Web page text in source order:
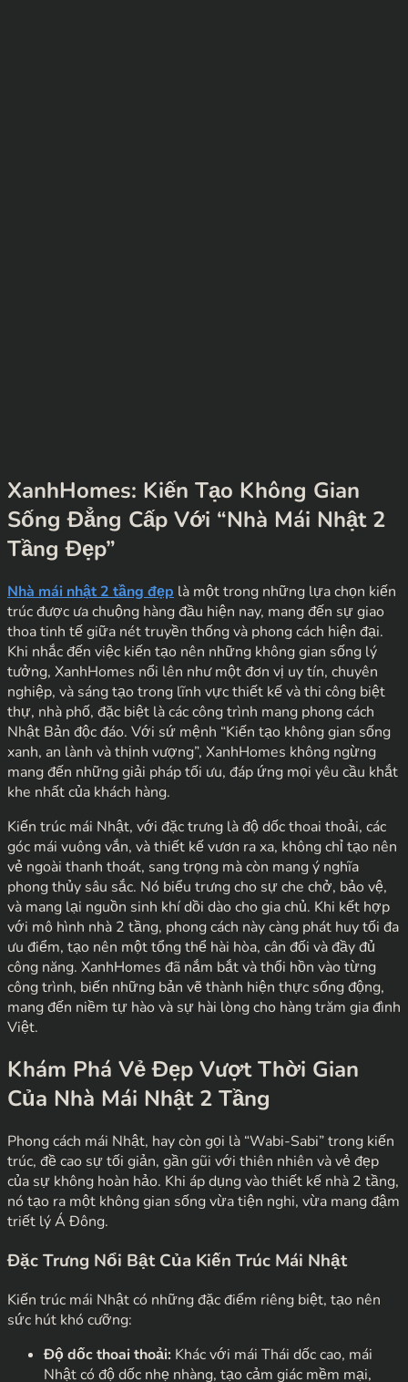
XanhHomes: Kiến Tạo Không Gian
Sống Đẳng Cấp Với “Nhà Mái Nhật 2
Tầng Đẹp”
Nhà mái nhật 2 tầng đẹp là một trong những lựa chọn kiến
trúc được ưa chuộng hàng đầu hiện nay, mang đến sự giao
thoa tinh tế giữa nét truyền thống và phong cách hiện đại.
Khi nhắc đến việc kiến tạo nên những không gian sống lý
tưởng, XanhHomes nổi lên như một đơn vị uy tín, chuyên
nghiệp, và sáng tạo trong lĩnh vực thiết kế và thi công biệt
thự, nhà phố, đặc biệt là các công trình mang phong cách
Nhật Bản độc đáo. Với sứ mệnh “Kiến tạo không gian sống
xanh, an lành và thịnh vượng”, XanhHomes không ngừng
mang đến những giải pháp tối ưu, đáp ứng mọi yêu cầu khắt
khe nhất của khách hàng.
Kiến trúc mái Nhật, với đặc trưng là độ dốc thoai thoải, các
góc mái vuông vắn, và thiết kế vươn ra xa, không chỉ tạo nên
vẻ ngoài thanh thoát, sang trọng mà còn mang ý nghĩa
phong thủy sâu sắc. Nó biểu trưng cho sự che chở, bảo vệ,
và mang lại nguồn sinh khí dồi dào cho gia chủ. Khi kết hợp
với mô hình nhà 2 tầng, phong cách này càng phát huy tối đa
ưu điểm, tạo nên một tổng thể hài hòa, cân đối và đầy đủ
công năng. XanhHomes đã nắm bắt và thổi hồn vào từng
công trình, biến những bản vẽ thành hiện thực sống động,
mang đến niềm tự hào và sự hài lòng cho hàng trăm gia đình
Việt.
Khám Phá Vẻ Đẹp Vượt Thời Gian
Của Nhà Mái Nhật 2 Tầng
Phong cách mái Nhật, hay còn gọi là “Wabi-Sabi” trong kiến
trúc, đề cao sự tối giản, gần gũi với thiên nhiên và vẻ đẹp
của sự không hoàn hảo. Khi áp dụng vào thiết kế nhà 2 tầng,
nó tạo ra một không gian sống vừa tiện nghi, vừa mang đậm
triết lý Á Đông.
Đặc Trưng Nổi Bật Của Kiến Trúc Mái Nhật
Kiến trúc mái Nhật có những đặc điểm riêng biệt, tạo nên
sức hút khó cưỡng:
Độ dốc thoai thoải: Khác với mái Thái dốc cao, mái
Nhật có độ dốc nhẹ nhàng, tạo cảm giác mềm mại,